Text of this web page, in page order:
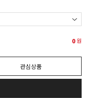
0원
관심상품